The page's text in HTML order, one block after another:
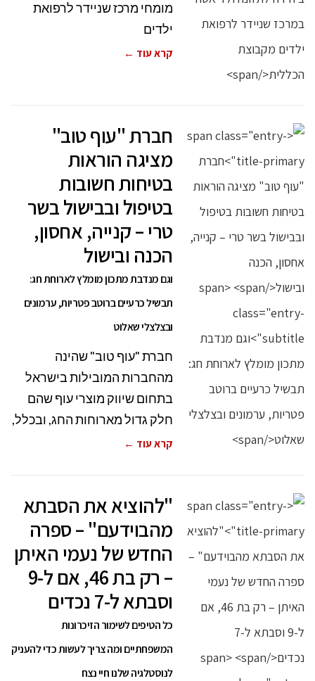
מומחי מרכז שניידר לרפואת
ילדים
קרא עוד ←
חברת "עוף טוב"
מציגה הוראות
בטיחות חשובות
בטיפול ובבישול בשר
טרי – קנייה, אחסון,
הכנה ובישול
וגם מנדבת מתכון מומלץ לארוחת חג:
תבשיל כרעיים ברוטב פטריות, ערמונים
ובצלצלי שאלוט
חברת "עוף טוב" שהינה
מהחברות המובילות בישראל
בתחום שיווק מוצרי עוף שהם
חלק גדול מארוחות החג, ובכלל,
קרא עוד ←
"להוציא את הסבתא
מהבוידעם" – ספרה
החדש של נעמי האיתן
– רק בת 46, אם ל-9
וסבתא ל-7 נכדים
כל הטיפים לשימור הזיכרונות
המשפחתיים ומה צריך לעשות כדי להעניק
לנוסטלגיה שלנו חיי נצח